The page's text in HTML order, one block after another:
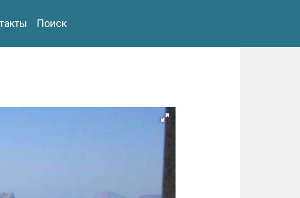
Поиск